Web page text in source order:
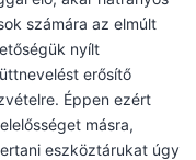
számára az elmúlt
nyílt
erősítő
Éppen ezért
másra,
eszköztárukat úgy